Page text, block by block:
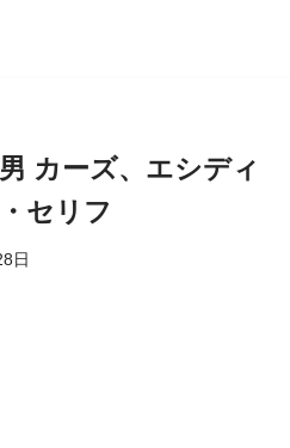
カーズ、エシディ
セリフ
日